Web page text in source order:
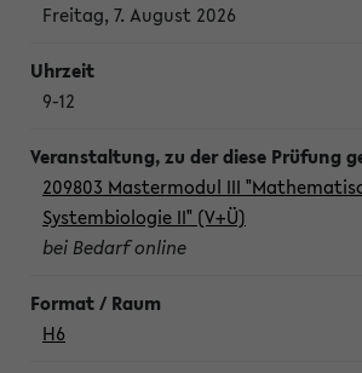
Freitag, 7. August 2026
9-12
209803 Mastermodul III
Systembiologie II" (V+Ü)
bei Bedarf online
H6